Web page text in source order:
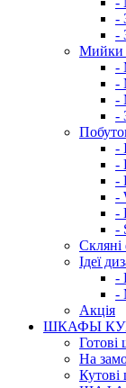
-
-
Мийки
-
-
-
-
-
-
-
-
-
-
Скляні
Ідеї
-
-
Акція
ШКАФЫ
На